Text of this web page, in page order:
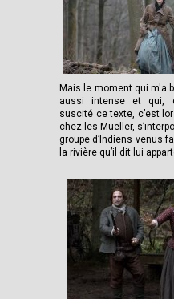
Mais le moment qui m'a
aussi intense et qui,
suscité ce texte, c’est
chez les Mueller,
groupe d’Indiens venus
la rivière qu’il dit lui